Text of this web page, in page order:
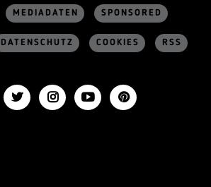
MEDIADATEN SPONSORED
DATENSCHUTZ COOKIES RSS